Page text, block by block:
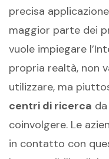
precisa
maggior parte dei
vuole impiegare
propria realtà, non
utilizzare, ma
centri di ricerca
coinvolgere. Le
in contatto con